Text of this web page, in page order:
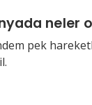
neler
pek